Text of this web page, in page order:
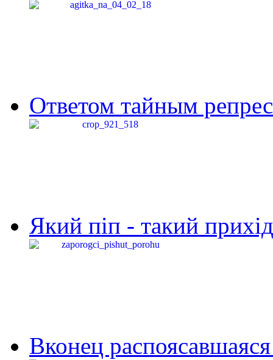
Ответом тайным
Який піп - такий
Вконец